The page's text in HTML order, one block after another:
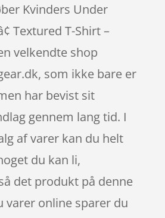
Kvinders Under
Textured T-Shirt –
velkendte shop
som ikke bare er
har bevist sit
gennem lang tid. I
af varer kan du helt
du kan li,
det produkt på denne
varer online sparer du